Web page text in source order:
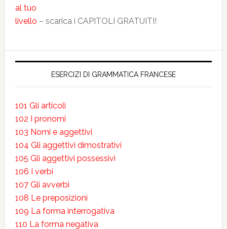
al tuo
livello – scarica i CAPITOLI GRATUITI!
ESERCIZI DI GRAMMATICA FRANCESE
101 Gli articoli
102 I pronomi
103 Nomi e aggettivi
104 Gli aggettivi dimostrativi
105 Gli aggettivi possessivi
106 I verbi
107 Gli avverbi
108 Le preposizioni
109 La forma interrogativa
110 La forma negativa